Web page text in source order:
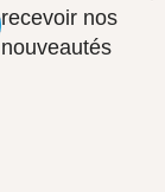
recevoir nos
nouveautés